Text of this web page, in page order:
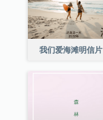
我们爱海滩明信片